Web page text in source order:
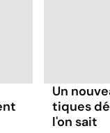
Un
tiques
l'on sait